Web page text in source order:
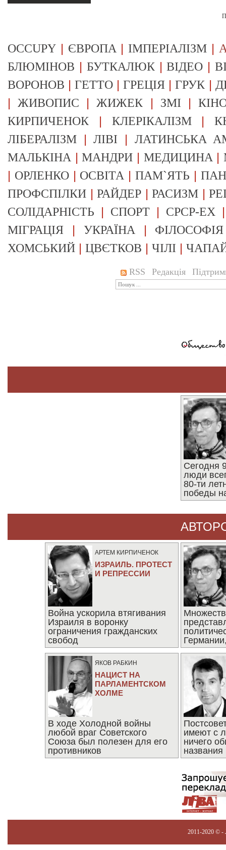
OCCUPY | ЄВРОПА | ІМПЕРІАЛІЗМ |
БЛЮМІНОВ | БУТКАЛЮК|ВІДЕО |
ВОРОНОВ |ГЕТТО |ГРЕЦІЯ |ГРУК |
|ЖИВОПИС |ЖИЖЕК | ЗМІ |
КИРПИЧЕНОК | КЛЕРІКАЛІЗМ|
ЛІБЕРАЛІЗМ |ЛІВІ | ЛАТИНСЬКА
МАЛЬКІНА |МАНДРИ | МЕДИЦИНА |
| ОРЛЕНКО| ОСВІТА |ПАМ`ЯТЬ |
ПРОФСПІЛКИ |РАЙДЕР |РАСИЗМ |
СОЛІДАРНІСТЬ | СПОРТ | СРСР-EX
МІГРАЦІЯ | УКРАЇНА | ФІЛОСОФІЯ
ХОМСЬКИЙ | ЦВЄТКОВ | ЧІЛІ |
RSS Редакція
Сегодня
люди
80-ти
победы
АРТЕМ КИРПИЧЕНОК
ИЗРАИЛЬ. ПРОТЕСТ
И РЕПРЕССИИ
Война ускорила втягивания
Израиля в воронку
ограничения гражданских
свобод
ЯКОВ РАБКИН
НАЦИСТ НА
ПАРЛАМЕНТСКОМ
ХОЛМЕ
В ходе Холодной войны
любой враг Советского
Союза был полезен для его
противников
имеют с
ничего
названия
2011-2020 © -